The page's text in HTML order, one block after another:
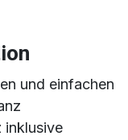
und einfachen
inklusive